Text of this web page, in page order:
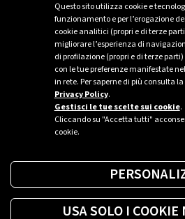
Questo sito utilizza cookie e
funzionamento e per l’erogazione
cookie analitici (propri e di terze
migliorare l’esperienza di
di profilazione (propri e di terze
con le tue preferenze manifestate
in rete. Per saperne di più consulta
Privacy Policy.
Gestisci le tue scelte sui cookie.
Cliccando su "Accetta tutti"
cookie.
USA SOLO I COOKIE
Per favore riprova piú tardi
Sei un’azienda o
Trova la soluzione più
Richiedi una